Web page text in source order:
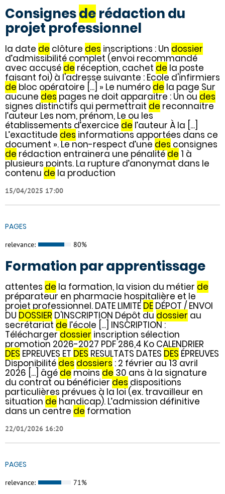
Consignesderédaction du
projet professionnel
la date de clôture des inscriptions : Un dossier
d’admissibilité complet (envoi recommandé
avec accusé de réception, cachet de la poste
faisant foi) à l'adresse suivante : Ecole d'infirmiers
de bloc opératoire [...] » Le numéro de la page Sur
aucune des pages ne doit apparaitre : Un ou des
signes distinctifs qui permettrait de reconnaitre
l’auteur Les nom, prénom, Le ou les
établissements d’exercice de l’auteur À la [...]
L’exactitude des informations apportées dans ce
document ». Le non-respect d’une des consignes
de rédaction entrainera une pénalitéde 1 à
plusieurs points. La rupture d’anonymat dans le
contenu de la production
15/04/2025 17:00
PAGES
relevance: 80%
Formation par apprentissage
attentes de la formation, la vision du métier de
préparateur en pharmacie hospitalière et le
projet professionnel. DATE LIMITE DE DÉPOT / ENVOI
DU DOSSIER D'INSCRIPTION Dépôt du dossier au
secrétariat de l’école [...] INSCRIPTION :
Téléchargerdossier inscription sélection
promotion 2026-2027 PDF 286,4 Ko CALENDRIER
DES EPREUVES ET DES RESULTATS DATES DES ÉPREUVES
Disponibilité des dossiers : 2 février au 13 avril
2026 [...] âgédemoinsde 30 ans à la signature
du contrat ou bénéficierdes dispositions
particulières prévues à la loi (ex. travailleur en
situation de handicap). L’admission définitive
dans un centre de formation
22/01/2026 16:20
PAGES
relevance: 71%